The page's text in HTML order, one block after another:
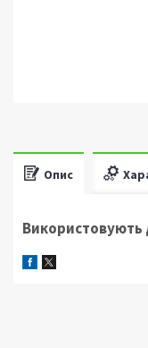
Опис
Використовують